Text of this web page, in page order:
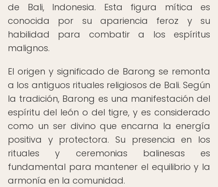
de Bali, Indonesia. Esta figura mítica es
conocida por su apariencia feroz y su
habilidad para combatir a los espíritus
malignos.
El origen y significado de Barong se remonta
a los antiguos rituales religiosos de Bali. Según
la tradición, Barong es una manifestación del
espíritu del león o del tigre, y es considerado
como un ser divino que encarna la energía
positiva y protectora. Su presencia en los
rituales y ceremonias balinesas es
fundamental para mantener el equilibrio y la
armonía en la comunidad.